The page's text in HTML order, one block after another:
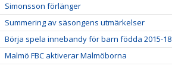
Simonsson förlänger
Summering av säsongens utmärkelser
Börja spela innebandy för barn födda 2015-18
Malmö FBC aktiverar Malmöborna